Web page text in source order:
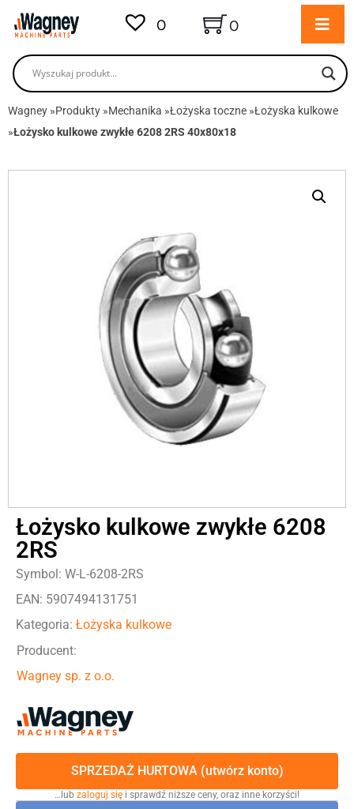
0 0
Wagney »Produkty »Mechanika »Łożyska toczne »Łożyska kulkowe
»Łożysko kulkowe zwykłe 6208 2RS 40x80x18
Łożysko kulkowe zwykłe 6208
2RS
Symbol: W-L-6208-2RS
EAN: 5907494131751
Kategoria: Łożyska kulkowe
Producent:
Wagney sp. z o.o.
SPRZEDAŻ HURTOWA (utwórz konto)
…lub zaloguj się i sprawdź niższe ceny, oraz inne korzyści!